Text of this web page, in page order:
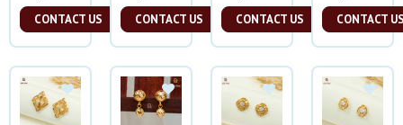
CONTACT US CONTACT US CONTACT US CONTACT